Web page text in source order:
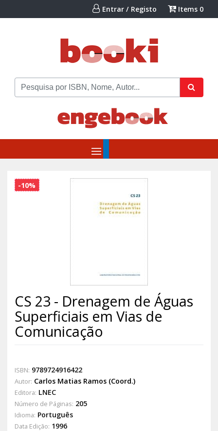
Entrar / Registo Items 0
-10%
CS 23 - Drenagem de Águas
Superficiais em Vias de
Comunicação
ISBN: 9789724916422
Autor: Carlos Matias Ramos (Coord.)
Editora: LNEC
Número de Páginas: 205
Idioma: Português
Data Edição: 1996